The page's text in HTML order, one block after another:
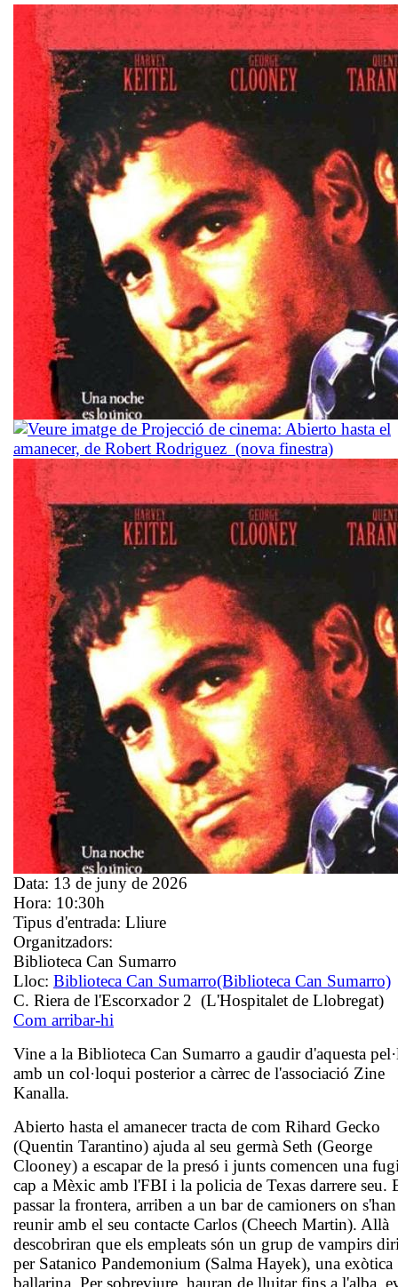
Data: 13 de juny de 2026
Hora: 10:30h
Tipus d'entrada: Lliure
Organitzadors:
Biblioteca Can Sumarro
Lloc: Biblioteca Can Sumarro(Biblioteca Can Sumarro)
C. Riera de l'Escorxador 2 (L'Hospitalet de Llobregat)
Com arribar-hi
Vine a la Biblioteca Can Sumarro a gaudir d'aquesta
amb un col·loqui posterior a càrrec de l'associació Zine
Kanalla.
Abierto hasta el amanecertracta de com Rihard Gecko
(Quentin Tarantino) ajuda al seu germà Seth (George
Clooney) a escapar de la presó i junts comencen una
cap a Mèxic amb l'FBI i la policia de Texas darrere seu.
passar la frontera, arriben a un bar de camioners on
reunir amb el seu contacte Carlos (Cheech Martin). Allà
descobriran que els empleats són un grup de vampirs
per Satanico Pandemonium (Salma Hayek), una exòtica
ballarina. Per sobreviure, hauran de lluitar fins a l'alba,